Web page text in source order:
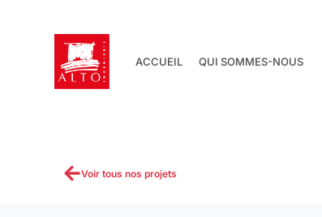
ACCUEIL QUI SOMMES-NOUS
Voir tous nos projets